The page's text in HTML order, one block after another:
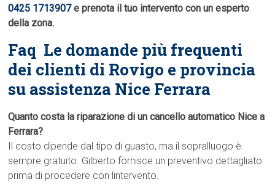
0425 1713907e prenota il tuo intervento con un esperto
della zona.
Faq  Le domande più frequenti
dei clienti di Rovigo e provincia
su assistenza Nice Ferrara
Quanto costa la riparazione di un cancello automatico Nice a
Ferrara?
Il costo dipende dal tipo di guasto, ma il sopralluogo è
sempre gratuito. Gilberto fornisce un preventivo dettagliato
prima di procedere con lintervento.